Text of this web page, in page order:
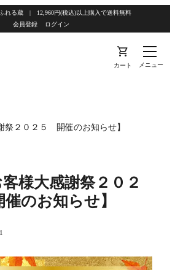
れる蔵 | 12,960円(税込)以上購入で送料無料
会員登録
ログイン
shopping_cart
カート メニュー
祭２０２５ 開催のお知らせ】
客様大感謝祭２０２
のお知らせ】